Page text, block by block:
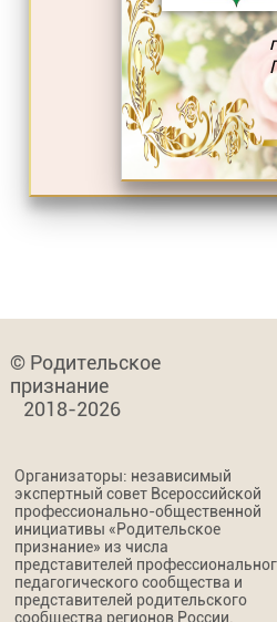
© Родительское
признание
2018-2026
Организаторы: независимый
экспертный совет Всероссийской
профессионально-общественной
инициативы «Родительское
признание» из числа
представителей
педагогического сообщества и
представителей родительского
сообщества регионов России.